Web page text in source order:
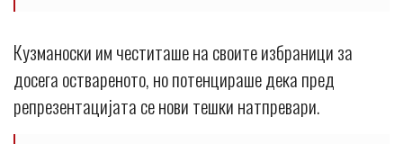
Кузманоски им честиташе на своите избраници за
досега оствареното, но потенцираше дека пред
репрезентацијата се нови тешки натпревари.